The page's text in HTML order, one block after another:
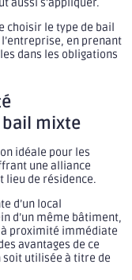
aussi s’appliquer.
choisir le type de bail
en prenant
dans les obligations
mixte
idéale pour les
une alliance
lieu de résidence.
d’un local
d’un même bâtiment,
proximité immédiate
avantages de ce
soit utilisée à titre de